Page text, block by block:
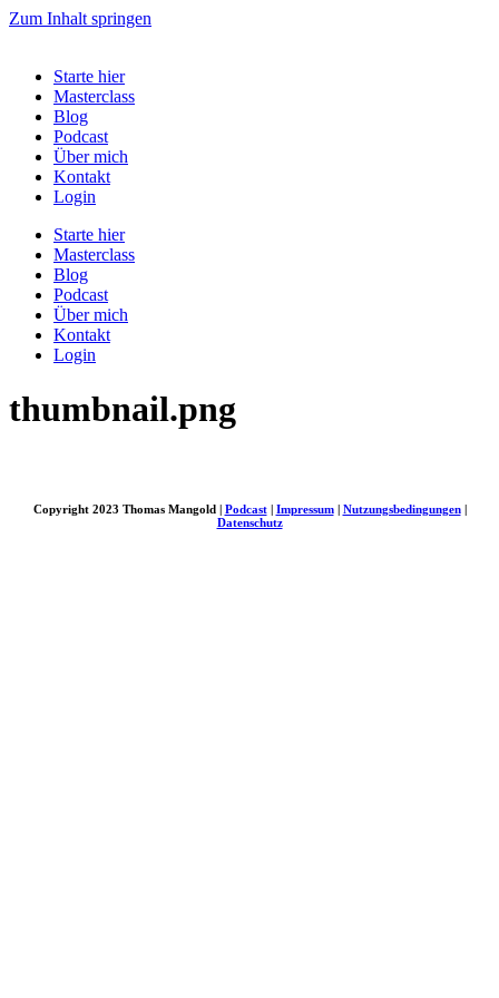
Zum Inhalt springen
Starte hier
Masterclass
Blog
Podcast
Über mich
Kontakt
Login
Starte hier
Masterclass
Blog
Podcast
Über mich
Kontakt
Login
thumbnail.png
Copyright 2023 Thomas Mangold | Podcast| Impressum| Nutzungsbedingungen|
Datenschutz